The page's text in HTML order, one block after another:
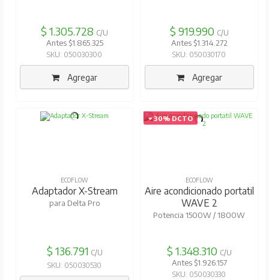
$ 1.305.728 C/U
Antes $1.865.325
SKU: 050030300
Agregar
$ 919.990 C/U
Antes $1.314.272
SKU: 050030170
Agregar
ECOFLOW
Adaptador X-Stream
para Delta Pro
$ 136.791 C/U
SKU: 050030530
30% DCTO
ECOFLOW
Aire acondicionado portatil
WAVE 2
Potencia 1500W / 1800W
$ 1.348.310 C/U
Antes $1.926.157
SKU: 050030330